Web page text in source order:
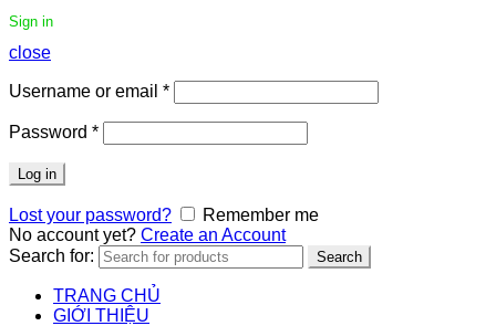
Sign in
close
Username or email *
Password *
Log in
Lost your password?
Remember me
No account yet? Create an Account
Search for:
Search
TRANG CHỦ
GIỚI THIỆU